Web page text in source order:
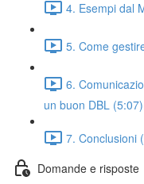
4. Esempi dal
5. Come
6.
un buon DBL (5:07)
7. Conclusioni
Domande e risposte